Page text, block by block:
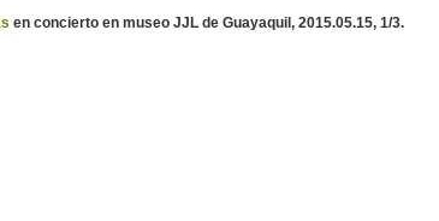
en concierto en museo JJL de Guayaquil, 2015.05.15, 1/3.